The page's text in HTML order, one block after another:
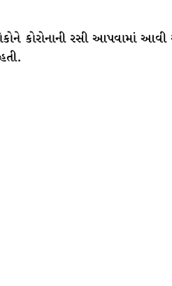
કોરોનાની રસી આપવામાં